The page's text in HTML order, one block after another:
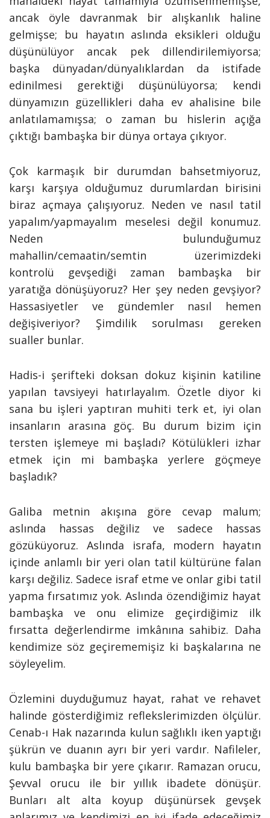
ancak öyle davranmak bir alışkanlık haline
gelmişse; bu hayatın aslında eksikleri olduğu
düşünülüyor ancak pek dillendirilemiyorsa;
başka dünyadan/dünyalıklardan da istifade
edinilmesi gerektiği düşünülüyorsa; kendi
dünyamızın güzellikleri daha ev ahalisine bile
anlatılamamışsa; o zaman bu hislerin açığa
çıktığı bambaşka bir dünya ortaya çıkıyor.
Çok karmaşık bir durumdan bahsetmiyoruz,
karşı karşıya olduğumuz durumlardan birisini
biraz açmaya çalışıyoruz. Neden ve nasıl tatil
yapalım/yapmayalım meselesi değil konumuz.
Neden bulunduğumuz
mahallin/cemaatin/semtin üzerimizdeki
kontrolü gevşediği zaman bambaşka bir
yaratığa dönüşüyoruz? Her şey neden gevşiyor?
Hassasiyetler ve gündemler nasıl hemen
değişiveriyor? Şimdilik sorulması gereken
sualler bunlar.
Hadis-i şerifteki doksan dokuz kişinin katiline
yapılan tavsiyeyi hatırlayalım. Özetle diyor ki
sana bu işleri yaptıran muhiti terk et, iyi olan
insanların arasına göç. Bu durum bizim için
tersten işlemeye mi başladı? Kötülükleri izhar
etmek için mi bambaşka yerlere göçmeye
başladık?
Galiba metnin akışına göre cevap malum;
aslında hassas değiliz ve sadece hassas
gözüküyoruz. Aslında israfa, modern hayatın
içinde anlamlı bir yeri olan tatil kültürüne falan
karşı değiliz. Sadece israf etme ve onlar gibi tatil
yapma fırsatımız yok. Aslında özendiğimiz hayat
bambaşka ve onu elimize geçirdiğimiz ilk
fırsatta değerlendirme imkânına sahibiz. Daha
kendimize söz geçirememişiz ki başkalarına ne
söyleyelim.
Özlemini duyduğumuz hayat, rahat ve rehavet
halinde gösterdiğimiz reflekslerimizden ölçülür.
Cenab-ı Hak nazarında kulun sağlıklı iken yaptığı
şükrün ve duanın ayrı bir yeri vardır. Nafileler,
kulu bambaşka bir yere çıkarır. Ramazan orucu,
Şevval orucu ile bir yıllık ibadete dönüşür.
Bunları alt alta koyup düşünürsek gevşek